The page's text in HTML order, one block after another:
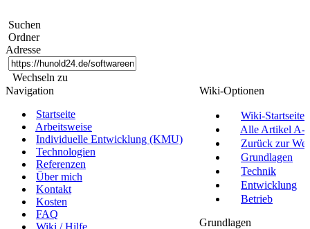
Suchen
Ordner
Adresse
Wechseln zu
Navigation
Arbeitsweise
Individuelle Entwicklung (KMU)
Technologien
Kontakt
Kosten
Wiki-Optionen
Wiki-Startseite
Alle Artikel A-Z
Zurück zur
Grundlagen
Technik
Entwicklung
Betrieb
Grundlagen